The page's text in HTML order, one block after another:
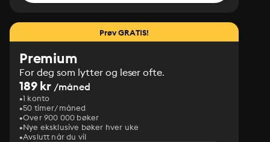
Prøv GRATIS!
Premium
For deg som lytter og leser ofte.
189 kr /måned
1 konto
50 timer/måned
Over 900 000 bøker
Nye eksklusive bøker hver uke
Avslutt når du vil